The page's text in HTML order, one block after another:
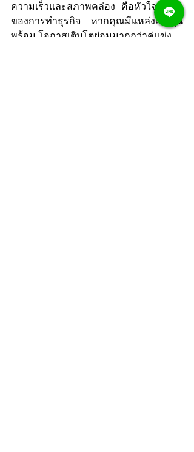
ความเร็วและสภาพคล่อง คือหัวใจสำคัญ
ของการทำธุรกิจ หากคุณมีแหล่งเงินทุน
พร้อม โอกาสเติบโตย่อมมากกว่าคู่แข่ง